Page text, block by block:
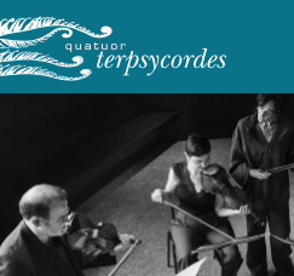
to
main
content